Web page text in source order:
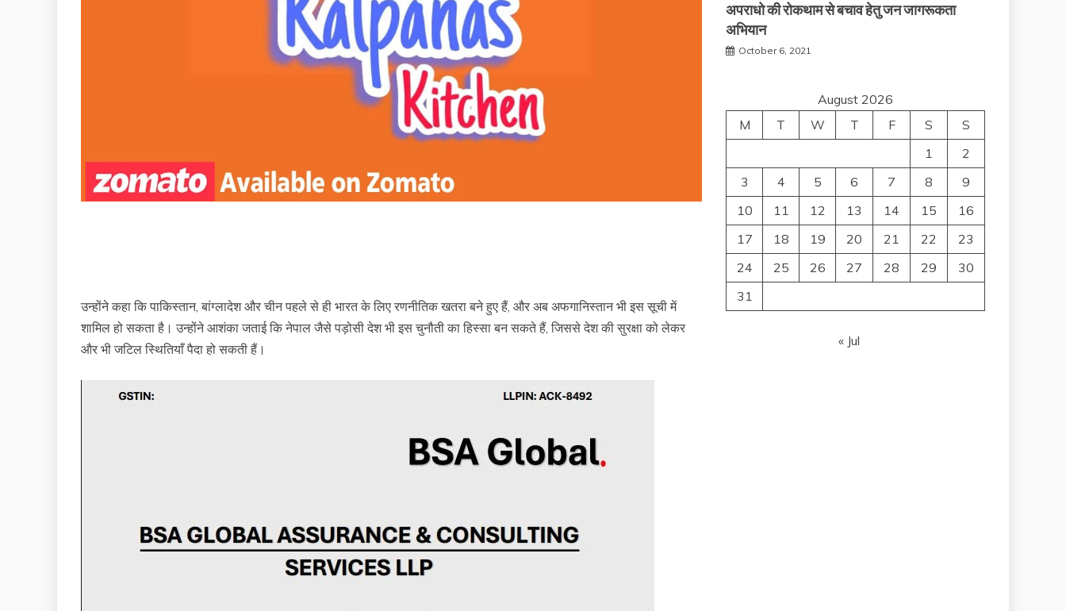
उन्होंने कहा कि पाकिस्तान, बांग्लादेश और चीन पहले से ही भारत के लिए रणनीतिक खतरा बने हुए हैं, और अब अफगानिस्तान भी इस सूची में
शामिल हो सकता है। उन्होंने आशंका जताई कि नेपाल जैसे पड़ोसी देश भी इस चुनौती का हिस्सा बन सकते हैं, जिससे देश की सुरक्षा को लेकर
और भी जटिल स्थितियाँ पैदा हो सकती हैं।
अपराधो की रोकथाम से बचाव हेतु जन जागरूकता
अभियान
October 6, 2021
August 2026
M
T W T F S
S
1
2
3
4 5 6 7 8
9
10
11 12 13 14 15
16
17
18 19 20 21 22
23
24
25 26 27 28 29
30
31
« Jul